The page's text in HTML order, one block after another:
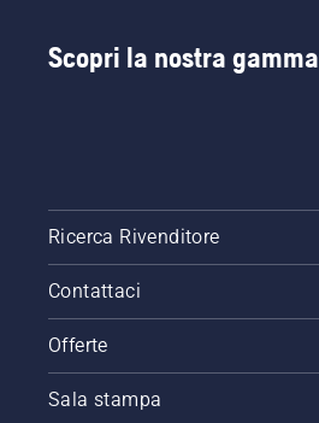
Scopri la nostra gamma
Ricerca Rivenditore
Contattaci
Offerte
Sala stampa